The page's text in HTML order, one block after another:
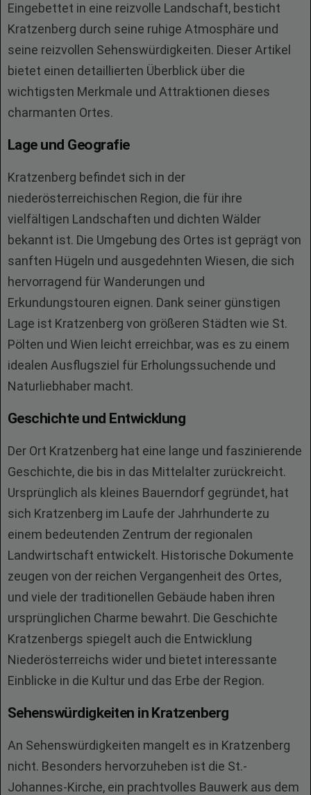
Eingebettet in eine reizvolle Landschaft, besticht
Kratzenberg durch seine ruhige Atmosphäre und
seine reizvollen Sehenswürdigkeiten. Dieser Artikel
bietet einen detaillierten Überblick über die
wichtigsten Merkmale und Attraktionen dieses
charmanten Ortes.
Lage und Geografie
Kratzenberg befindet sich in der
niederösterreichischen Region, die für ihre
vielfältigen Landschaften und dichten Wälder
bekannt ist. Die Umgebung des Ortes ist geprägt von
sanften Hügeln und ausgedehnten Wiesen, die sich
hervorragend für Wanderungen und
Erkundungstouren eignen. Dank seiner günstigen
Lage ist Kratzenberg von größeren Städten wie St.
Pölten und Wien leicht erreichbar, was es zu einem
idealen Ausflugsziel für Erholungssuchende und
Naturliebhaber macht.
Geschichte und Entwicklung
Der Ort Kratzenberg hat eine lange und faszinierende
Geschichte, die bis in das Mittelalter zurückreicht.
Ursprünglich als kleines Bauerndorf gegründet, hat
sich Kratzenberg im Laufe der Jahrhunderte zu
einem bedeutenden Zentrum der regionalen
Landwirtschaft entwickelt. Historische Dokumente
zeugen von der reichen Vergangenheit des Ortes,
und viele der traditionellen Gebäude haben ihren
ursprünglichen Charme bewahrt. Die Geschichte
Kratzenbergs spiegelt auch die Entwicklung
Niederösterreichs wider und bietet interessante
Einblicke in die Kultur und das Erbe der Region.
Sehenswürdigkeiten in Kratzenberg
An Sehenswürdigkeiten mangelt es in Kratzenberg
nicht. Besonders hervorzuheben ist die St.-
Johannes-Kirche, ein prachtvolles Bauwerk aus dem